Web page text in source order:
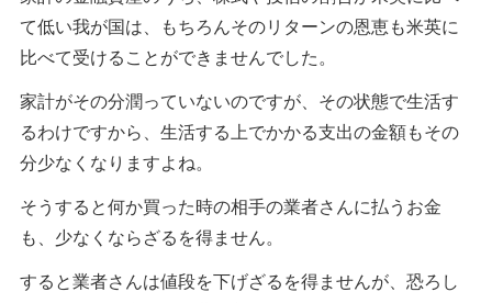
て低い我が国は、もちろんそのリターンの恩恵も米英に
比べて受けることができませんでした。
家計がその分潤っていないのですが、その状態で生活す
るわけですから、生活する上でかかる支出の金額もその
分少なくなりますよね。
そうすると何か買った時の相手の業者さんに払うお金
も、少なくならざるを得ません。
すると業者さんは値段を下げざるを得ませんが、恐ろし